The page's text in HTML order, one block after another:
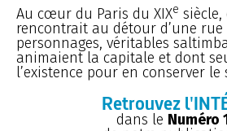
Au cœur du Paris du XIXe
rencontrait au détour d’une
personnages, véritables
animaient la capitale et dont
l’existence pour en conserver le
Retrouvez
dans le Numéro